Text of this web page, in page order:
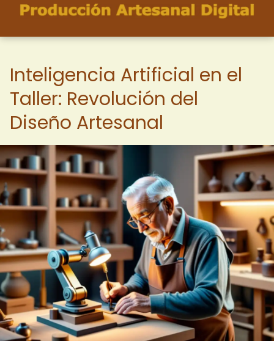
Inteligencia Artificial en el
Taller: Revolución del
Diseño Artesanal